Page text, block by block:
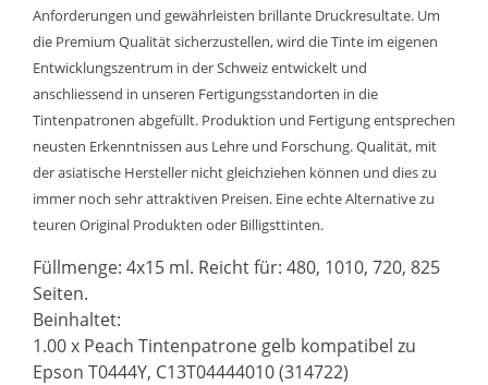
Anforderungen und gewährleisten brillante Druckresultate. Um
die Premium Qualität sicherzustellen, wird die Tinte im eigenen
Entwicklungszentrum in der Schweiz entwickelt und
anschliessend in unseren Fertigungsstandorten in die
Tintenpatronen abgefüllt. Produktion und Fertigung entsprechen
neusten Erkenntnissen aus Lehre und Forschung. Qualität, mit
der asiatische Hersteller nicht gleichziehen können und dies zu
immer noch sehr attraktiven Preisen. Eine echte Alternative zu
teuren Original Produkten oder Billigsttinten.
Füllmenge: 4x15 ml. Reicht für: 480, 1010, 720, 825
Seiten.
Beinhaltet:
1.00 x Peach Tintenpatrone gelb kompatibel zu
Epson T0444Y, C13T04444010 (314722)